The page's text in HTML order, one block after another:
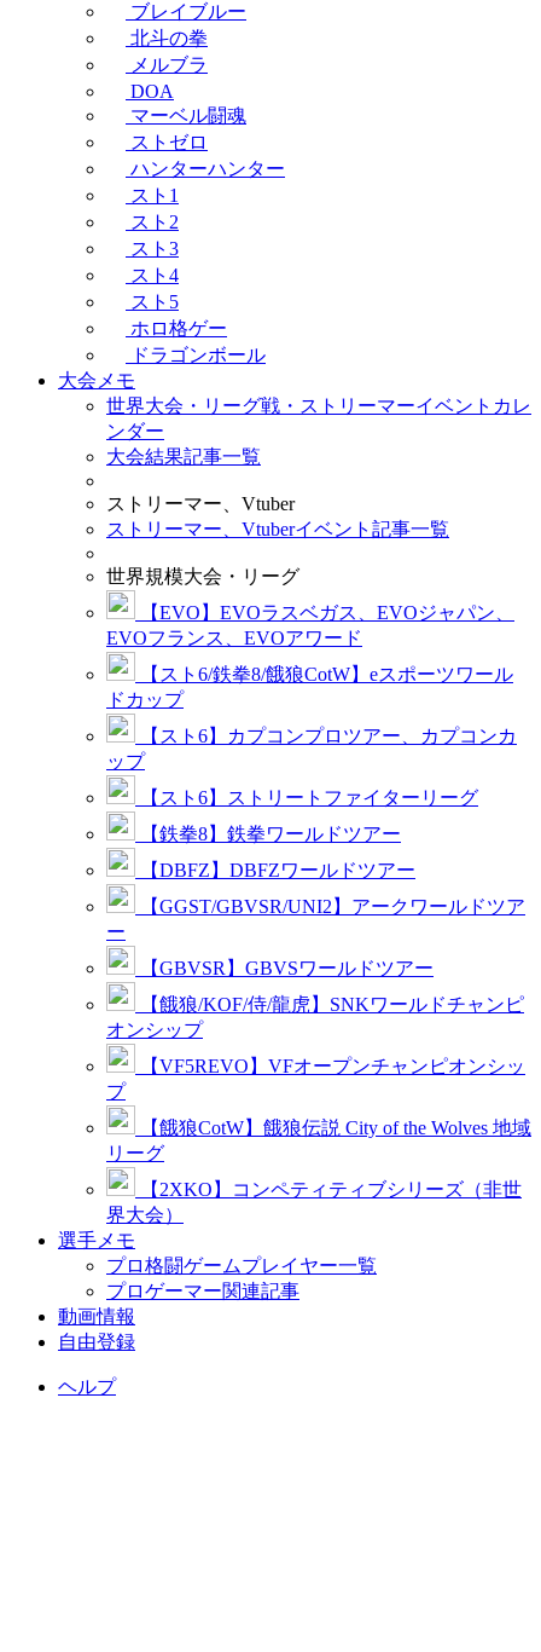
ブレイブルー
北斗の拳
メルブラ
DOA
マーベル闘魂
ストゼロ
ハンターハンター
スト1
スト2
スト3
スト4
スト5
ホロ格ゲー
ドラゴンボール
大会メモ
世界大会・リーグ戦・ストリーマーイベントカレ
ンダー
大会結果記事一覧
ストリーマー、Vtuber
ストリーマー、Vtuberイベント記事一覧
世界規模大会・リーグ
【EVO】EVOラスベガス、EVOジャパン、
EVOフランス、EVOアワード
【スト6/鉄拳8/餓狼CotW】eスポーツワール
ドカップ
【スト6】カプコンプロツアー、カプコンカ
ップ
【スト6】ストリートファイターリーグ
【鉄拳8】鉄拳ワールドツアー
【DBFZ】DBFZワールドツアー
【GGST/GBVSR/UNI2】アークワールドツア
ー
【GBVSR】GBVSワールドツアー
【餓狼/KOF/侍/龍虎】SNKワールドチャンピ
オンシップ
【VF5REVO】VFオープンチャンピオンシッ
プ
【餓狼CotW】餓狼伝説 City of the Wolves 地域
リーグ
【2XKO】コンペティティブシリーズ（非世
界大会）
選手メモ
プロ格闘ゲームプレイヤー一覧
プロゲーマー関連記事
動画情報
自由登録
ヘルプ